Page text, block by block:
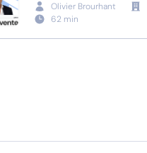
Olivier Brourhant
62 min